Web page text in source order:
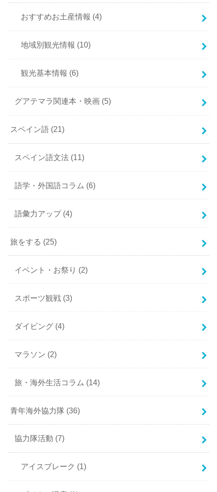
おすすめお土産情報 (4)
地域別観光情報 (10)
観光基本情報 (6)
グアテマラ関連本・映画 (5)
スペイン語 (21)
スペイン語文法 (11)
語学・外国語コラム (6)
語彙力アップ (4)
旅をする (25)
イベント・お祭り (2)
スポーツ観戦 (3)
ダイビング (4)
マラソン (2)
旅・海外生活コラム (14)
青年海外協力隊 (36)
協力隊活動 (7)
アイスブレーク (1)